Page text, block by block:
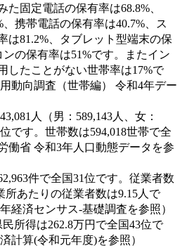
た固定電話の保有率は68.8%、
携帯電話の保有率は40.7%、ス
は81.2%、タブレット型端末の保
の保有率は51%です。またイン
したことがない世帯率は17%で
動向調査（世帯編） 令和4年デー
人（男：589,143人、女：
です。世帯数は594,018世帯で全
働省 令和3年人口動態データを参
件で全国31位です。従業者数
所あたりの従業者数は9.15人で
経済センサス‐基礎調査を参照）
所得は262.8万円で全国43位で
計算(令和元年度)を参照）